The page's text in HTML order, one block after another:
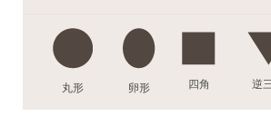
丸形 卵形 四角 逆